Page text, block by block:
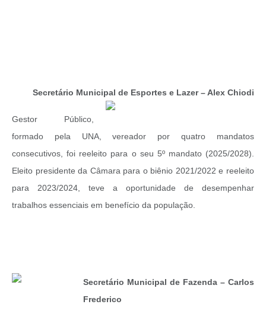
Secretário Municipal de Esportes e Lazer – Alex Chiodi
Gestor Público,
formado pela UNA, vereador por quatro mandatos
consecutivos, foi reeleito para o seu 5º mandato (2025/2028).
Eleito presidente da Câmara para o biênio 2021/2022 e reeleito
para 2023/2024, teve a oportunidade de desempenhar
trabalhos essenciais em benefício da população.
Secretário Municipal de Fazenda – Carlos
Frederico